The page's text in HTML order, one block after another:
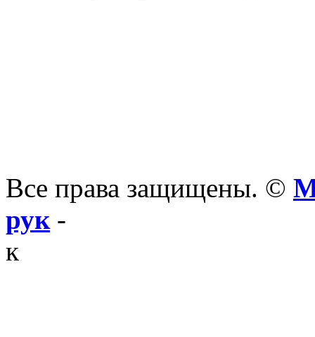
Все права защищены. ©
рук -
к